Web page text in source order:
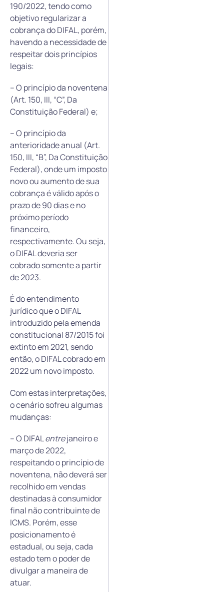
190/2022, tendo como
objetivo regularizar a
cobrança do DIFAL, porém,
havendo a necessidade de
respeitar dois princípios
legais:
– O princípio da noventena
(Art. 150, III, “C”, Da
Constituição Federal) e;
– O princípio da
anterioridade anual (Art.
150, III, “B”, Da Constituição
Federal), onde um imposto
novo ou aumento de sua
cobrança é válido após o
prazo de 90 dias e no
próximo período
financeiro,
respectivamente. Ou seja,
o DIFAL deveria ser
cobrado somente a partir
de 2023.
É do entendimento
jurídico que o DIFAL
introduzido pela emenda
constitucional 87/2015 foi
extinto em 2021, sendo
então, o DIFAL cobrado em
2022 um novo imposto.
Com estas interpretações,
o cenário sofreu algumas
mudanças:
– O DIFALentrejaneiro e
março de 2022,
respeitando o princípio de
noventena, não deverá ser
recolhido em vendas
destinadas à consumidor
final não contribuinte de
ICMS. Porém, esse
posicionamento é
estadual, ou seja, cada
estado tem o poder de
divulgar a maneira de
atuar.